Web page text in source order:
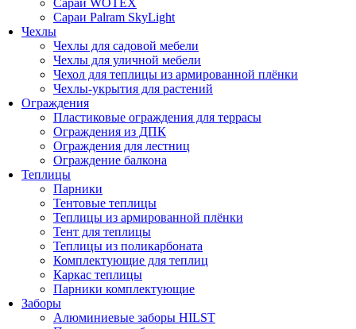
Сараи WOTEX
Сараи Palram SkyLight
Чехлы
Чехлы для садовой мебели
Чехлы для уличной мебели
Чехол для теплицы из армированной плёнки
Чехлы-укрытия для растений
Ограждения
Пластиковые ограждения для террасы
Ограждения из ДПК
Ограждения для лестниц
Ограждение балкона
Теплицы
Парники
Тентовые теплицы
Теплицы из армированной плёнки
Тент для теплицы
Теплицы из поликарбоната
Комплектующие для теплиц
Каркас теплицы
Парники комплектующие
Заборы
Алюминиевые заборы HILST